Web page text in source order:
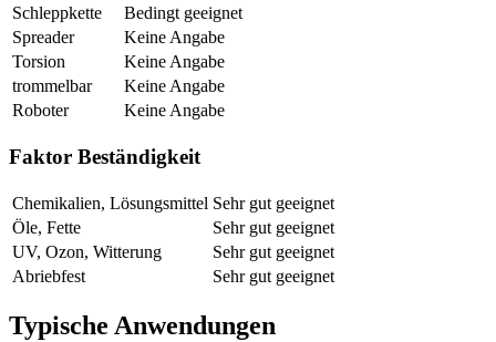
Schleppkette
Bedingt geeignet
Spreader
Keine Angabe
Torsion
Keine Angabe
trommelbar
Keine Angabe
Roboter
Keine Angabe
Faktor Beständigkeit
Chemikalien, Lösungsmittel Sehr gut geeignet
Öle, Fette
Sehr gut geeignet
UV, Ozon, Witterung
Sehr gut geeignet
Abriebfest
Sehr gut geeignet
Typische Anwendungen